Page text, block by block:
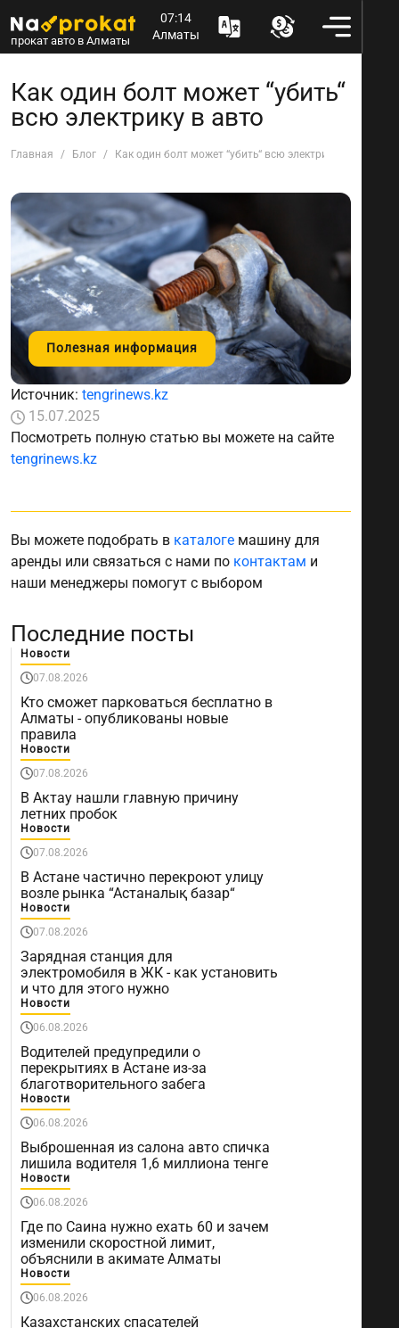
прокат авто в Алматы
07:14
Алматы
Как один болт может “убить“
всю электрику в авто
Главная Блог Как один болт может “убить“ всю электрику в авто
Полезная информация
Источник: tengrinews.kz
15.07.2025
Посмотреть полную статью вы можете на сайте
tengrinews.kz
Вы можете подобрать в каталоге машину для
аренды или связаться с нами по контактам и
наши менеджеры помогут с выбором
Последние посты
Новости
07.08.2026
Кто сможет парковаться бесплатно в
Алматы - опубликованы новые
правила
Новости
07.08.2026
В Актау нашли главную причину
летних пробок
Новости
07.08.2026
В Астане частично перекроют улицу
возле рынка “Астаналық базар“
Новости
07.08.2026
Зарядная станция для
электромобиля в ЖК - как установить
и что для этого нужно
Новости
06.08.2026
Водителей предупредили о
перекрытиях в Астане из-за
благотворительного забега
Новости
06.08.2026
Выброшенная из салона авто спичка
лишила водителя 1,6 миллиона тенге
Новости
06.08.2026
Где по Саина нужно ехать 60 и зачем
изменили скоростной лимит,
объяснили в акимате Алматы
Новости
06.08.2026
Казахстанских спасателей